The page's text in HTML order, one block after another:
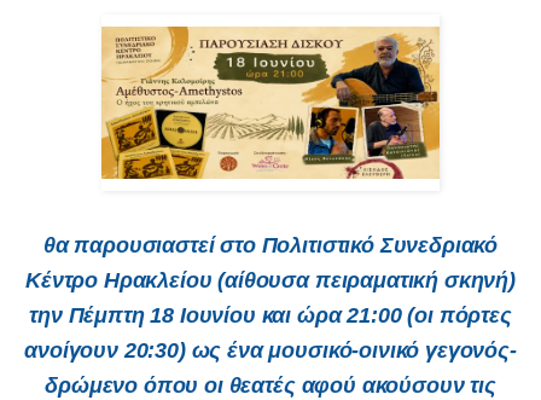
θα παρουσιαστεί στο Πολιτιστικό Συνεδριακό
Κέντρο Ηρακλείου (αίθουσα πειραματική σκηνή)
την Πέμπτη 18 Ιουνίου και ώρα 21:00 (οι πόρτες
ανοίγουν 20:30) ως ένα μουσικό-οινικό γεγονός-
δρώμενο όπου οι θεατές αφού ακούσουν τις